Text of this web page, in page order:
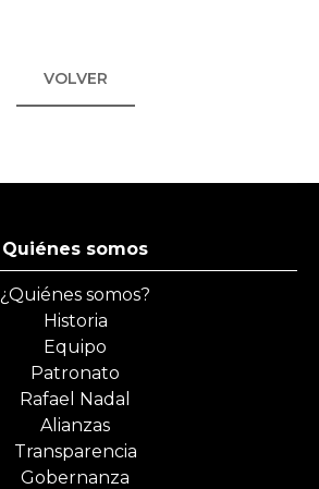
VOLVER
Quiénes somos
¿Quiénes somos?
Historia
Equipo
Patronato
Rafael Nadal
Alianzas
Transparencia
Gobernanza